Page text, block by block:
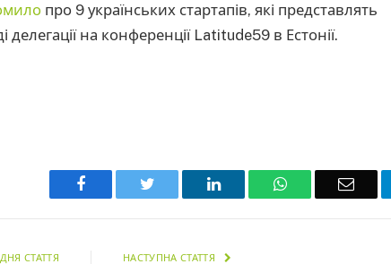
про 9 українських стартапів, які представлять
делегації на конференції Latitude59 в Естонії.
Facebook Twitter LinkedIn WhatsAppEmail
СТАТТЯ НАСТУПНА СТАТТЯ